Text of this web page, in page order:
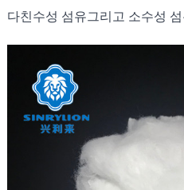
다친수성 섬유그리고 소수성